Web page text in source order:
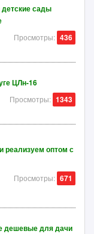
сады
Просмотры: 436
ЦЛн-16
Просмотры: 1343
реализуем оптом с
Просмотры: 671
дешевые для дачи